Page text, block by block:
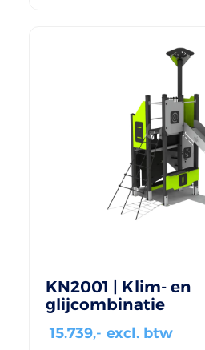
KN2001 | Klim- en
glijcombinatie
15.739,- excl. btw